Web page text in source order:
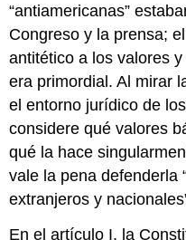
“antiamericanas”
Congreso y la prensa;
antitético a los valores
era primordial. Al mirar
el entorno jurídico de
considere qué valores
qué la hace
vale la pena defenderla
extranjeros y
En el artículo I, la